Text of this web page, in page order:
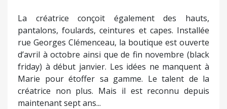
La créatrice conçoit également des hauts,
pantalons, foulards, ceintures et capes. Installée
rue Georges Clémenceau, la boutique est ouverte
d’avril à octobre ainsi que de fin novembre (black
friday) à début janvier. Les idées ne manquent à
Marie pour étoffer sa gamme. Le talent de la
créatrice non plus. Mais il est reconnu depuis
maintenant sept ans...